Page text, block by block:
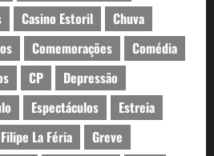
Casino Estoril
Chuva
Comemorações
Comédia
CP
Depressão
Espectáculos
Estreia
Filipe La Féria
Greve